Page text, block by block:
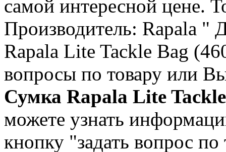
самой интересной цене.
Производитель: Rapala "
Rapala Lite Tackle Bag
вопросы по товару или
Сумка Rapala Lite
можете узнать
кнопку "задать вопрос